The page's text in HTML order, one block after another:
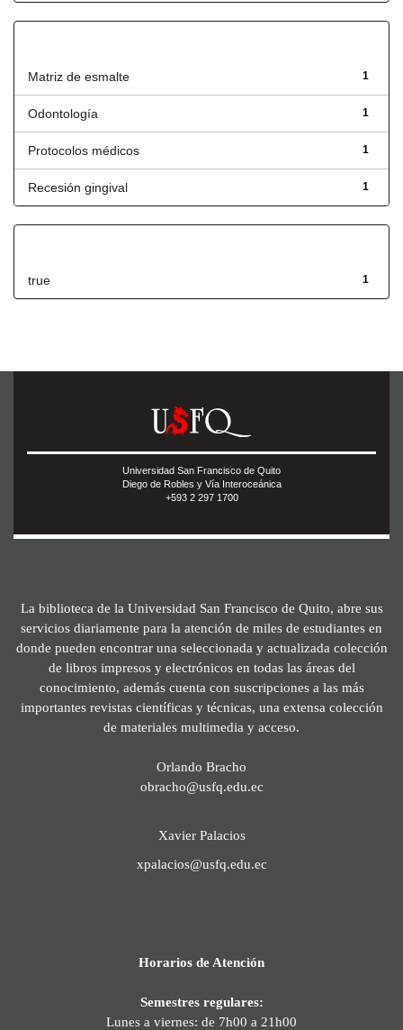
1
Matriz de esmalte
1
Odontología
1
Protocolos médicos
1
Recesión gingival
1
true
Universidad San Francisco de Quito
Diego de Robles y Vía Interoceánica
+593 2 297 1700
La biblioteca de la Universidad San Francisco de Quito, abre sus
servicios diariamente para la atención de miles de estudiantes en
donde pueden encontrar una seleccionada y actualizada colección
de libros impresos y electrónicos en todas las áreas del
conocimiento, además cuenta con suscripciones a las más
importantes revistas científicas y técnicas, una extensa colección
de materiales multimedia y acceso.
Orlando Bracho
obracho@usfq.edu.ec
Xavier Palacios
xpalacios@usfq.edu.ec
Horarios de Atención
Semestres regulares:
Lunes a viernes: de 7h00 a 21h00